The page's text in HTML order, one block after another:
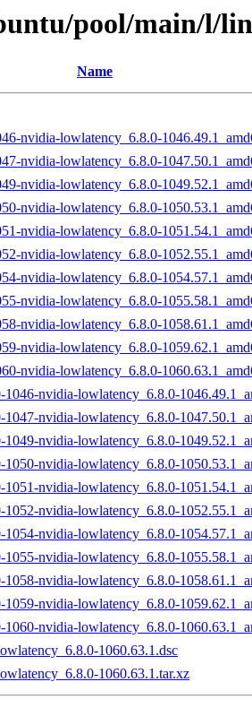
pool/main/l/
Name
nvidia-lowlatency_6.8.0-
nvidia-lowlatency_6.8.0-
nvidia-lowlatency_6.8.0-
nvidia-lowlatency_6.8.0-
nvidia-lowlatency_6.8.0-
nvidia-lowlatency_6.8.0-
nvidia-lowlatency_6.8.0-
nvidia-lowlatency_6.8.0-
nvidia-lowlatency_6.8.0-
nvidia-lowlatency_6.8.0-
nvidia-lowlatency_6.8.0-
nvidia-lowlatency_6.8.0-
nvidia-lowlatency_6.8.0-
nvidia-lowlatency_6.8.0-
nvidia-lowlatency_6.8.0-
nvidia-lowlatency_6.8.0-
nvidia-lowlatency_6.8.0-
nvidia-lowlatency_6.8.0-
nvidia-lowlatency_6.8.0-
nvidia-lowlatency_6.8.0-
nvidia-lowlatency_6.8.0-
nvidia-lowlatency_6.8.0-
1060.63.1.dsc
1060.63.1.tar.xz